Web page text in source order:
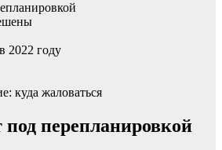
2022 году
куда жаловаться
перепланировкой